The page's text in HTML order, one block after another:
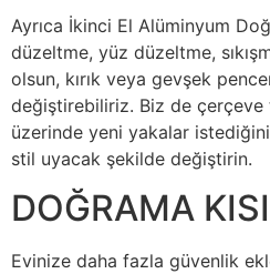
Ayrıca İkinci El Alüminyum
düzeltme, yüz düzeltme,
olsun, kırık veya gevşek
değiştirebiliriz. Biz de
üzerinde yeni yakalar
stil uyacak şekilde değiştirin.
DOĞRAMA
Evinize daha fazla güvenlik